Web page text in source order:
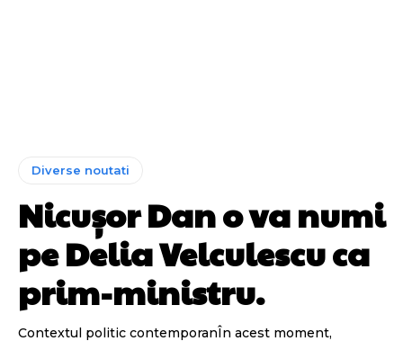
Diverse noutati
Nicușor Dan o va numi
pe Delia Velculescu ca
prim-ministru.
Contextul politic contemporanÎn acest moment,